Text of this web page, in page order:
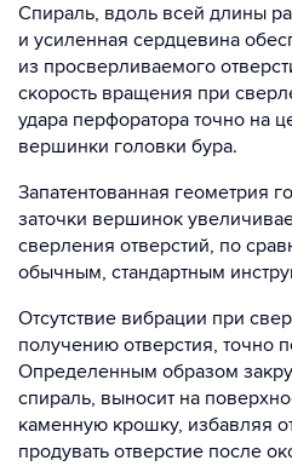
Спираль, вдоль всей длины
и усиленная сердцевина
из просверливаемого
скорость вращения при
удара перфоратора точно на
вершинки головки бура.
Запатентованная геометрия
заточки вершинок
сверления отверстий, по
обычным, стандартным
Отсутствие вибрации при
получению отверстия, точно
Определенным образом
спираль, выносит на
каменную крошку, избавляя
продувать отверстие после